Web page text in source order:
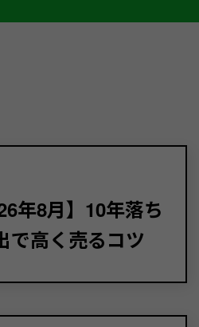
年8月】10年落ち
で高く売るコツ